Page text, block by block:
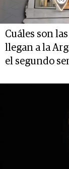
Cuáles son
llegan a la
el segundo